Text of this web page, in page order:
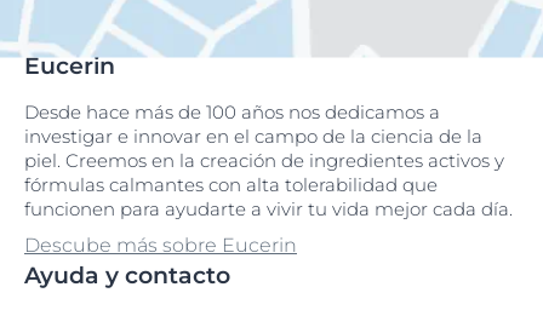
Eucerin
Desde hace más de 100 años nos dedicamos a
investigar e innovar en el campo de la ciencia de la
piel. Creemos en la creación de ingredientes activos y
fórmulas calmantes con alta tolerabilidad que
funcionen para ayudarte a vivir tu vida mejor cada día.
Descube más sobre Eucerin
Ayuda y contacto